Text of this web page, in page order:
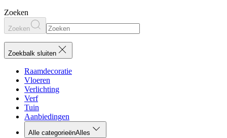
Zoeken
Zoeken
Zoekbalk sluiten
Raamdecoratie
Vloeren
Verlichting
Verf
Tuin
Aanbiedingen
Alle categorieënAlles